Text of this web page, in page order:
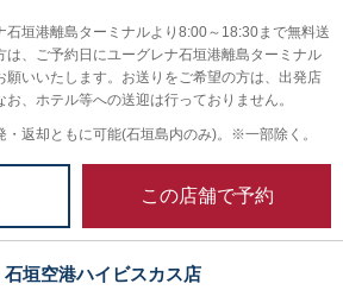
石垣港離島ターミナルより8:00～18:30まで無料送
は、ご予約日にユーグレナ石垣港離島ターミナル
願いいたします。お送りをご希望の方は、出発店
、ホテル等への送迎は行っておりません。
・返却ともに可能(石垣島内のみ)。※一部除く。
この店舗で予約
垣空港ハイビスカス店